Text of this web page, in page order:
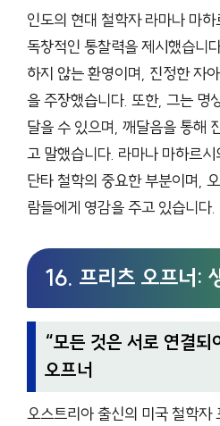
인도의 현대 철학자 라마나 마
독창적인 통찰력을 제시했습니
하지 않는 환영이며, 진정한 자
을 주장했습니다. 또한, 그는 명
달을 수 있으며, 깨달음을 통해
고 말했습니다. 라마나 마하르
단타 철학의 중요한 부분이며,
람들에게 영감을 주고 있습니다.
16. 프리츠 오프너:
“모든 것은 서로 연결되
오프너
오스트리아 출신의 미국 철학자